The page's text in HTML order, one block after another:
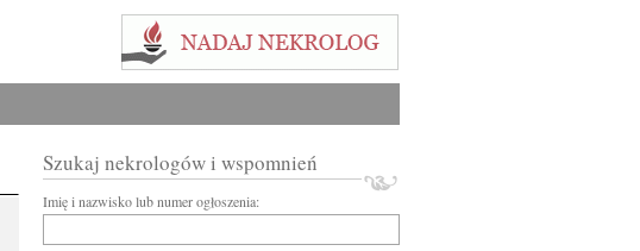
Szukaj nekrologów i wspomnień
Imię i nazwisko lub numer ogłoszenia: